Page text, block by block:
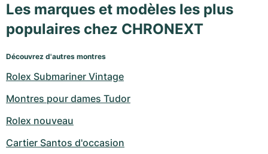
Les marques et modèles les plus
populaires chez CHRONEXT
Découvrez d'autres montres
Rolex Submariner Vintage
Montres pour dames Tudor
Rolex nouveau
Cartier Santos d'occasion